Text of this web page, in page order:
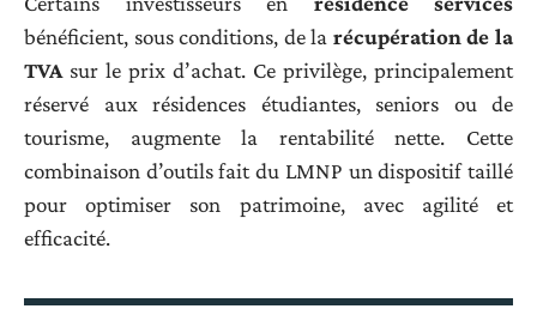
bénéficient, sous conditions, de la récupération de la
TVA sur le prix d’achat. Ce privilège, principalement
réservé aux résidences étudiantes, seniors ou de
tourisme, augmente la rentabilité nette. Cette
combinaison d’outils fait du LMNP un dispositif taillé
pour optimiser son patrimoine, avec agilité et
efficacité.